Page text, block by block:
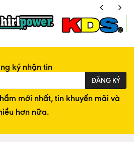
ký nhận tin
ĐĂNG KÝ
mới nhất, tin khuyến mãi và
hơn nữa.